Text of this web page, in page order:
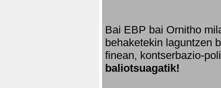
Bai EBP bai Ornitho
behaketekin laguntzen
finean, kontserbazio-
baliotsuagatik!